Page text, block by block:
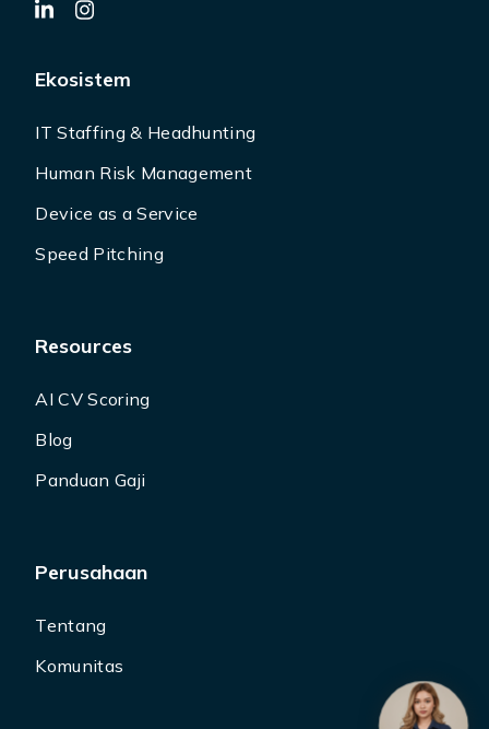
Ekosistem
IT Staffing & Headhunting
Human Risk Management
Device as a Service
Speed Pitching
Resources
AI CV Scoring
Blog
Panduan Gaji
Perusahaan
Tentang
Komunitas